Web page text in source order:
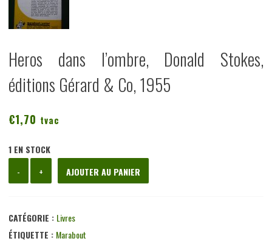
Heros dans l’ombre, Donald Stokes,
éditions Gérard & Co, 1955
€1,70 tvac
1 EN STOCK
-
de
dans
l'ombre,
+ AJOUTER AU PANIER
CATÉGORIE : Livres
ÉTIQUETTE : Marabout